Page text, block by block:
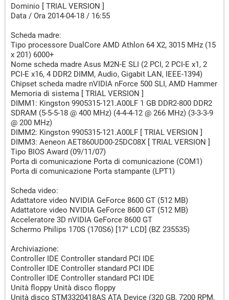
Dominio [ TRIAL VERSION ]
Data / Ora 2014-04-18 / 16:55
Scheda madre:
Tipo processore DualCore AMD Athlon 64 X2, 3015 MHz (15
x 201) 6000+
Nome scheda madre Asus M2N-E SLI (2 PCI, 2 PCI-E x1, 2
PCI-E x16, 4 DDR2 DIMM, Audio, Gigabit LAN, IEEE-1394)
Chipset scheda madre nVIDIA nForce 500 SLI, AMD Hammer
Memoria di sistema [ TRIAL VERSION ]
DIMM1: Kingston 9905315-121.A00LF 1 GB DDR2-800 DDR2
SDRAM (5-5-5-18 @ 400 MHz) (4-4-4-12 @ 266 MHz) (3-3-3-9
@ 200 MHz)
DIMM2: Kingston 9905315-121.A00LF [ TRIAL VERSION ]
DIMM3: Aeneon AET860UD00-25DC08X [ TRIAL VERSION ]
Tipo BIOS Award (09/11/07)
Porta di comunicazione Porta di comunicazione (COM1)
Porta di comunicazione Porta stampante (LPT1)
Scheda video:
Adattatore video NVIDIA GeForce 8600 GT (512 MB)
Adattatore video NVIDIA GeForce 8600 GT (512 MB)
Acceleratore 3D nVIDIA GeForce 8600 GT
Schermo Philips 170S (170S6) [17" LCD] (BZ 235535)
Archiviazione:
Controller IDE Controller standard PCI IDE
Controller IDE Controller standard PCI IDE
Controller IDE Controller standard PCI IDE
Unità floppy Unità disco floppy
Unità disco STM3320418AS ATA Device (320 GB, 7200 RPM,